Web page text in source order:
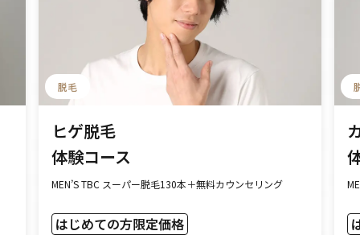
脱毛
ヒゲ脱毛
体験コース
MEN’S TBC スーパー脱毛130本＋無料カウンセリング
はじめての方限定価格